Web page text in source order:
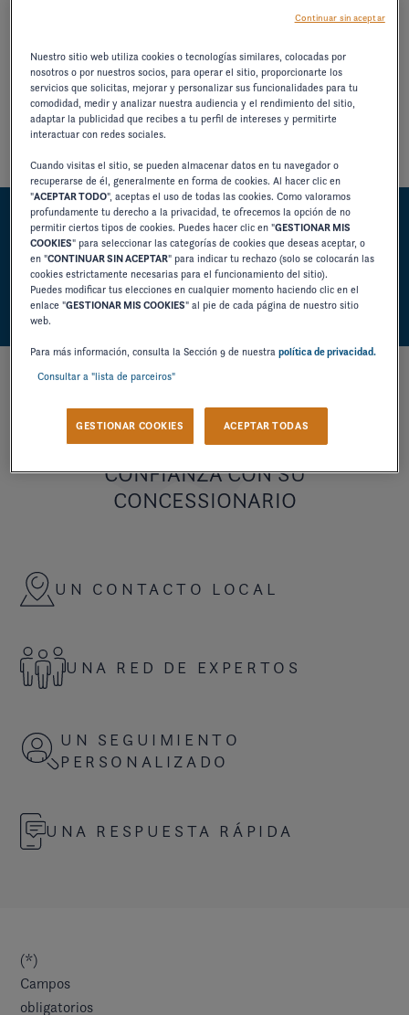
SER RECONTACTADO POR
MOTONAUTICA LLONCH SA
CONSTRUYA UNA RELACIÓN DE
CONFIANZA CON SU
CONCESSIONARIO
UN CONTACTO LOCAL
UNA RED DE EXPERTOS
UN SEGUIMIENTO
PERSONALIZADO
UNA RESPUESTA RÁPIDA
(*)
Campos
obligatorios
Nuestro sitio web utiliza cookies o tecnologías similares, colocadas por
nosotros o por nuestros socios, para operar el sitio, proporcionarte los
servicios que solicitas, mejorar y personalizar sus funcionalidades para tu
comodidad, medir y analizar nuestra audiencia y el rendimiento del sitio,
adaptar la publicidad que recibes a tu perfil de intereses y permitirte
interactuar con redes sociales.
Cuando visitas el sitio, se pueden almacenar datos en tu navegador o
recuperarse de él, generalmente en forma de cookies. Al hacer clic en
"ACEPTAR TODO", aceptas el uso de todas las cookies. Como valoramos
profundamente tu derecho a la privacidad, te ofrecemos la opción de no
permitir ciertos tipos de cookies. Puedes hacer clic en "GESTIONAR MIS
COOKIES" para seleccionar las categorías de cookies que deseas aceptar, o
en "CONTINUAR SIN ACEPTAR" para indicar tu rechazo (solo se colocarán las
cookies estrictamente necesarias para el funcionamiento del sitio).
Puedes modificar tus elecciones en cualquier momento haciendo clic en el
enlace "GESTIONAR MIS COOKIES" al pie de cada página de nuestro sitio
web.
Para más información, consulta la Sección 9 de nuestrapolítica de privacidad.
Consultar a "lista de parceiros"
GESTIONAR COOKIES ACEPTAR TODAS
Continuar sin aceptar